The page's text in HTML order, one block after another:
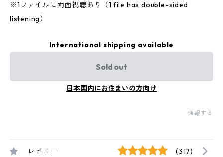
※1ファイルに両面視聴あり（1 file has double-sided
listening）
International shipping available
Sold out
日本国内にお住まいの方向け
通報する
レビュー (317)